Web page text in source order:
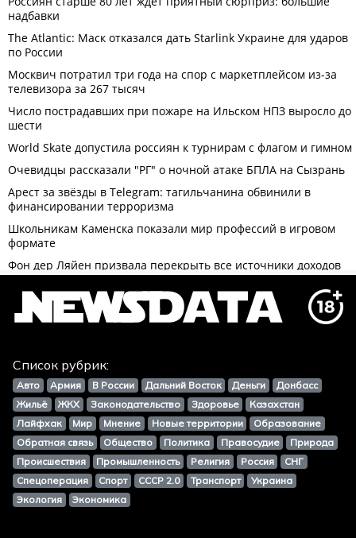
Список рубрик:
Авто Армия В России Дальний Восток Деньги
Донбасс
Жильё
ЖКХ Законодательство Здоровье
Казахстан
Лайфхак
Мир Мнение Новые территории
Образование
Обратная связь
Общество Политика Правосудие
Природа
Происшествия
Промышленность Религия Россия
СНГ
Спецоперация
Спорт СССР 2.0 Транспорт
Украина
Экология
Экономика